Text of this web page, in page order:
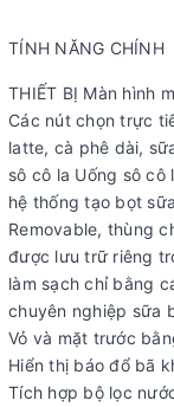
TÍNH NĂNG CHÍNH
THIẾT BỊ Màn hình
Các nút chọn trực
latte, cà phê dài,
sô cô la Uống sô cô
hệ thống tạo bọt
Removable, thùng
được lưu trữ riêng
làm sạch chỉ bằng
chuyên nghiệp sữa
Vỏ và mặt trước
Hiển thị báo đổ bã
Tích hợp bộ lọc